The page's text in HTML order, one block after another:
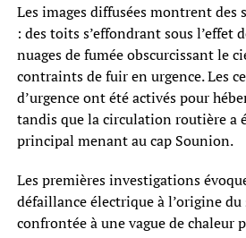
Les images diffusées montrent des
: des toits s’effondrant sous l’effet
nuages de fumée obscurcissant le
contraints de fuir en urgence. Les
d’urgence ont été activés pour
tandis que la circulation routière a
principal menant au cap Sounion.
Les premières investigations
défaillance électrique à l’origine du
confrontée à une vague de chaleur